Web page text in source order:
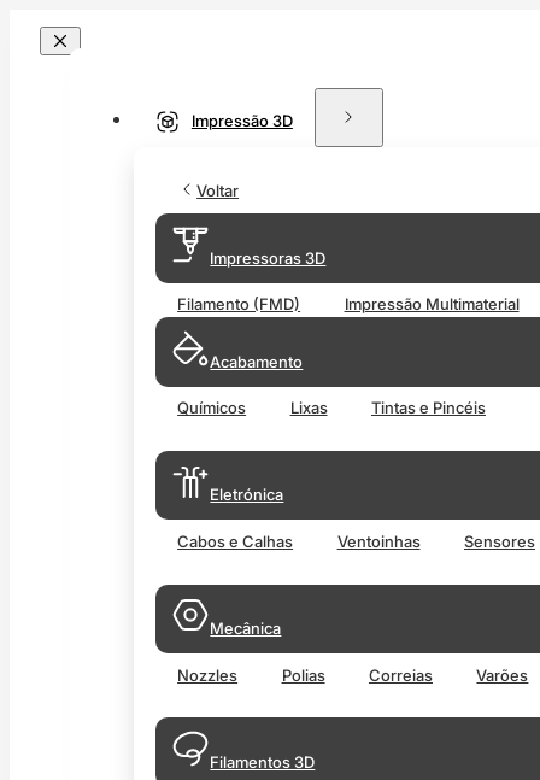
Impressão 3D
Voltar
Impressoras 3D
Filamento (FMD) Impressão Multimaterial
Acabamento
Químicos Lixas Tintas e Pincéis
Eletrónica
Cabos e Calhas Ventoinhas Sensores
Mecânica
Nozzles Polias Correias Varões
Filamentos 3D